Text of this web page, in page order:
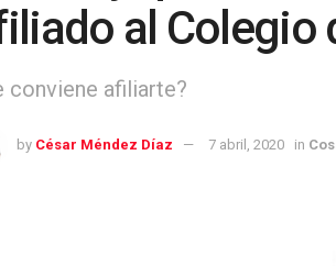
al Colegio
conviene afiliarte?
by César Méndez Díaz 7 abril, 2020 in